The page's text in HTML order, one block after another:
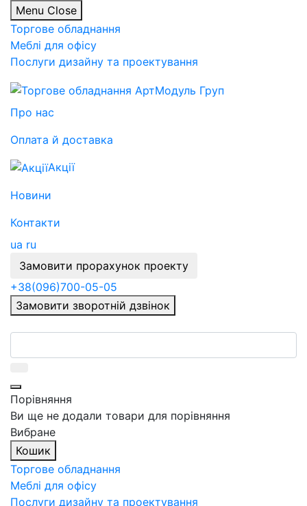
Menu Close
Торгове обладнання
Меблі для офісу
Послуги дизайну та проектування
Про нас
Оплата й доставка
Акції
Новини
Контакти
ua ru
Замовити прорахунок проекту
+38(096)700-05-05
Замовити зворотній дзвінок
Порівняння
Ви ще не додали товари для порівняння
Вибране
Кошик
Торгове обладнання
Меблі для офісу
Послуги дизайну та проектування